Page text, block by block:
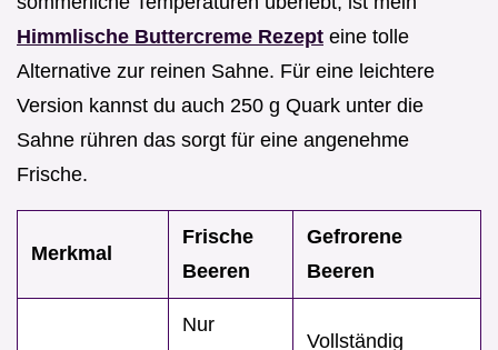
Himmlische Buttercreme Rezept eine tolle
Alternative zur reinen Sahne. Für eine leichtere
Version kannst du auch 250 g Quark unter die
Sahne rühren das sorgt für eine angenehme
Frische.
Merkmal
Frische
Beeren
Gefrorene
Beeren
Nur
Vollständig